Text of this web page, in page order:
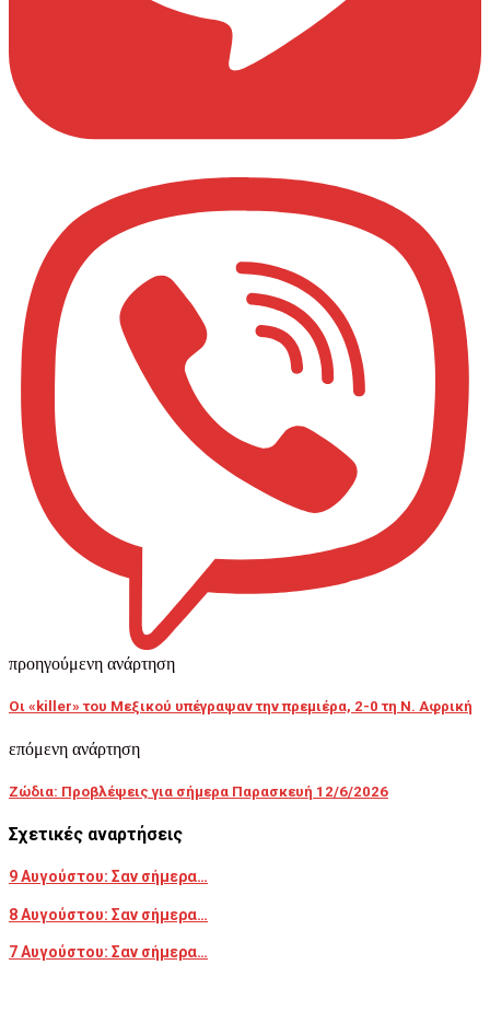
προηγούμενη ανάρτηση
Οι «killer» του Μεξικού υπέγραψαν την πρεμιέρα, 2-0 τη Ν. Αφρική
επόμενη ανάρτηση
Ζώδια: Προβλέψεις για σήμερα Παρασκευή 12/6/2026
Σχετικές αναρτήσεις
9 Αυγούστου: Σαν σήμερα…
8 Αυγούστου: Σαν σήμερα…
7 Αυγούστου: Σαν σήμερα…